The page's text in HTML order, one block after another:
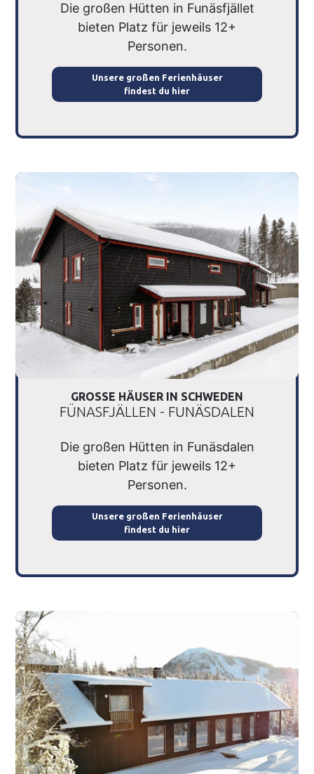
Die großen Hütten in Funäsfjället
bieten Platz für jeweils 12+
Personen.
Unsere großen Ferienhäuser
findest du hier
GROSSE HÄUSER IN SCHWEDEN
FÜNASFJÄLLEN - FUNÄSDALEN
Die großen Hütten in Funäsdalen
bieten Platz für jeweils 12+
Personen.
Unsere großen Ferienhäuser
findest du hier